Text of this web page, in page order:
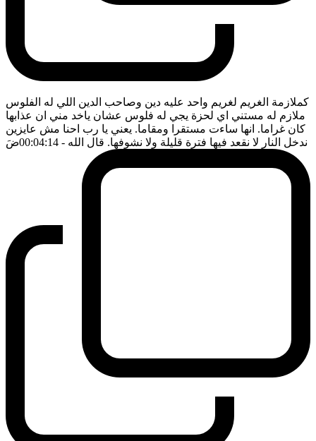
كملازمة الغريم لغريم واحد عليه دين وصاحب الدين اللي له الفلوس
ملازم له مستني اي لحزة يجي له فلوس عشان ياخد مني ان عذابها
كان غراما. انها ساءت مستقرا ومقاما. يعني يا رب احنا مش عايزين
ندخل النار لا نقعد فيها فترة قليلة ولا نشوفها. قال الله - 00:04:14 ضَ